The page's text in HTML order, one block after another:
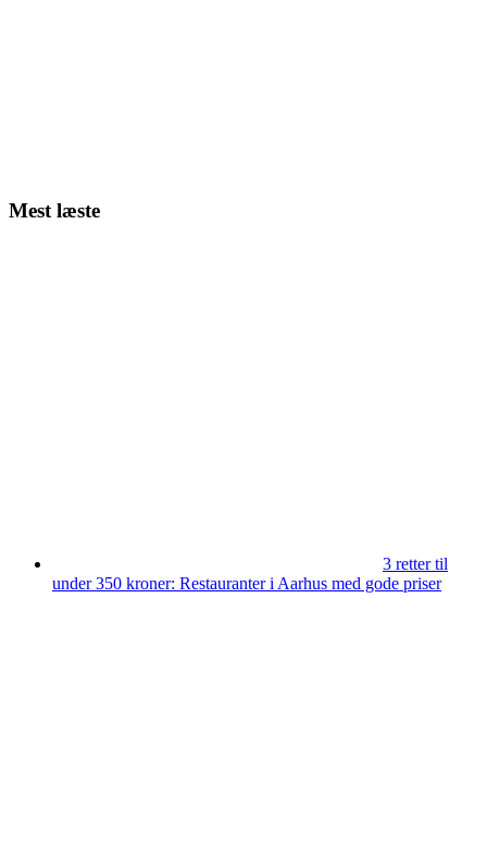
Mest læste
3 retter til
under 350 kroner: Restauranter i Aarhus med gode priser